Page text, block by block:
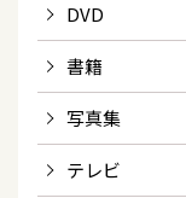
DVD
書籍
写真集
テレビ